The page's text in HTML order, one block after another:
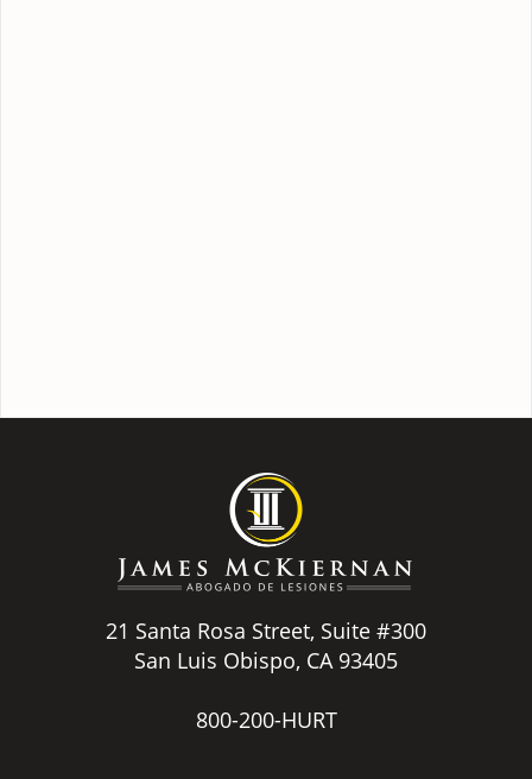
21 Santa Rosa Street, Suite #300
San Luis Obispo, CA 93405
800-200-HURT